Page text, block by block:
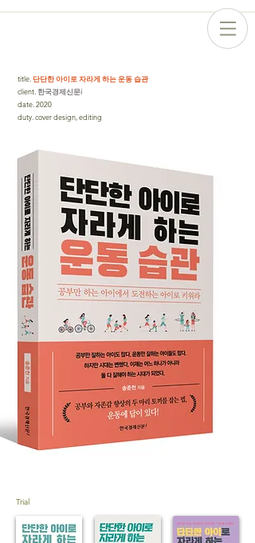
title 단단한 아이로 자라게 하는 운동 습관
client . 한국경제신문i
date 2020
duty cover design, editing
Trial